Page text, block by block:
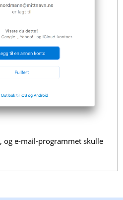
, og e-mail-programmet skulle